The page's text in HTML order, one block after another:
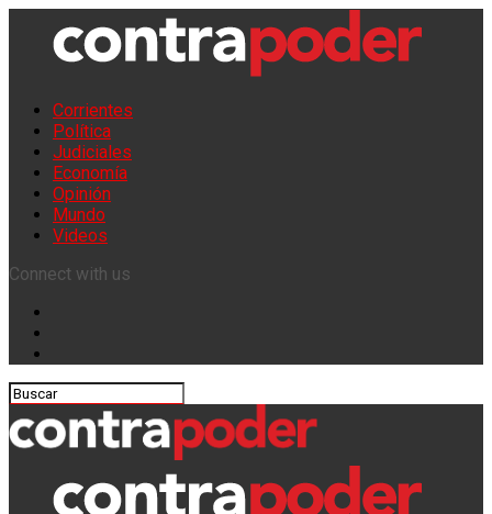
Corrientes
Política
Judiciales
Economía
Opinión
Mundo
Videos
Connect with us